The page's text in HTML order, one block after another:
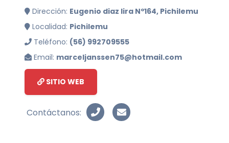
Dirección: Eugenio diaz lira Nº164, Pichilemu
Localidad: Pichilemu
Teléfono: (56) 992709555
Email: marceljanssen75@hotmail.com
SITIO WEB
Contáctanos: